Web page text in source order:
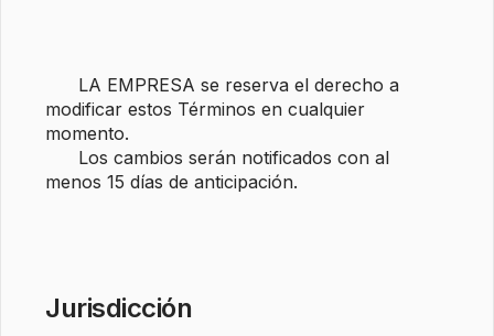
modificar estos Términos en cualquier
momento.
menos 15 días de anticipación.
Jurisdicción